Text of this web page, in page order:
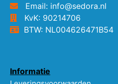
Email: info@sedora.nl
KvK: 90214706
BTW: NL004626471B54
Informatie